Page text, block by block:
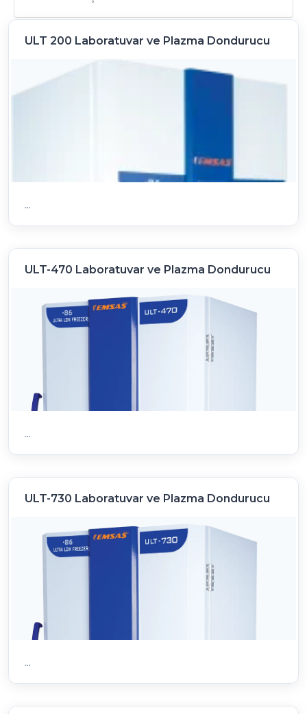
ULT 200 Laboratuvar ve Plazma Dondurucu
...
ULT-470 Laboratuvar ve Plazma Dondurucu
...
ULT-730 Laboratuvar ve Plazma Dondurucu
...